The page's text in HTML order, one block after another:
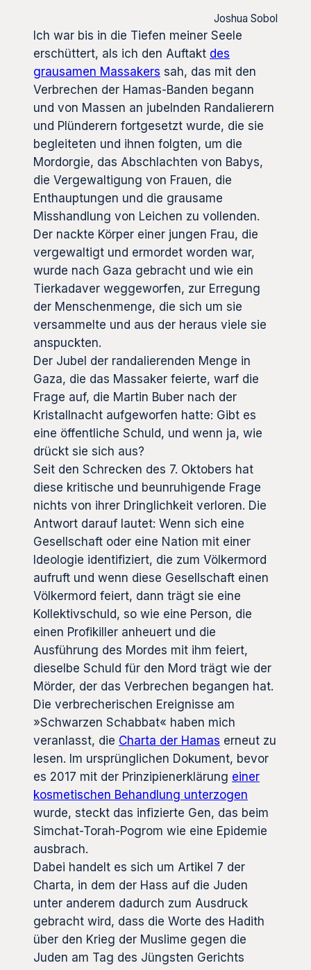
Joshua Sobol
Ich war bis in die Tiefen meiner Seele
erschüttert, als ich den Auftakt des
grausamen Massakers sah, das mit den
Verbrechen der Hamas-Banden begann
und von Massen an jubelnden Randalierern
und Plünderern fortgesetzt wurde, die sie
begleiteten und ihnen folgten, um die
Mordorgie, das Abschlachten von Babys,
die Vergewaltigung von Frauen, die
Enthauptungen und die grausame
Misshandlung von Leichen zu vollenden.
Der nackte Körper einer jungen Frau, die
vergewaltigt und ermordet worden war,
wurde nach Gaza gebracht und wie ein
Tierkadaver weggeworfen, zur Erregung
der Menschenmenge, die sich um sie
versammelte und aus der heraus viele sie
anspuckten.
Der Jubel der randalierenden Menge in
Gaza, die das Massaker feierte, warf die
Frage auf, die Martin Buber nach der
Kristallnacht aufgeworfen hatte: Gibt es
eine öffentliche Schuld, und wenn ja, wie
drückt sie sich aus?
Seit den Schrecken des 7. Oktobers hat
diese kritische und beunruhigende Frage
nichts von ihrer Dringlichkeit verloren. Die
Antwort darauf lautet: Wenn sich eine
Gesellschaft oder eine Nation mit einer
Ideologie identifiziert, die zum Völkermord
aufruft und wenn diese Gesellschaft einen
Völkermord feiert, dann trägt sie eine
Kollektivschuld, so wie eine Person, die
einen Profikiller anheuert und die
Ausführung des Mordes mit ihm feiert,
dieselbe Schuld für den Mord trägt wie der
Mörder, der das Verbrechen begangen hat.
Die verbrecherischen Ereignisse am
»Schwarzen Schabbat« haben mich
veranlasst, die Charta der Hamas erneut zu
lesen. Im ursprünglichen Dokument, bevor
es 2017 mit der Prinzipienerklärung einer
kosmetischen Behandlung unterzogen
wurde, steckt das infizierte Gen, das beim
Simchat-Torah-Pogrom wie eine Epidemie
ausbrach.
Dabei handelt es sich um Artikel 7 der
Charta, in dem der Hass auf die Juden
unter anderem dadurch zum Ausdruck
gebracht wird, dass die Worte des Hadith
über den Krieg der Muslime gegen die
Juden am Tag des Jüngsten Gerichts